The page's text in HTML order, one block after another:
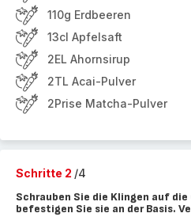
110g Erdbeeren
13cl Apfelsaft
2EL Ahornsirup
2TL Acai-Pulver
2Prise Matcha-Pulver
Schritte 2 /4
Schrauben Sie die Klingen auf die
befestigen Sie sie an der Basis.